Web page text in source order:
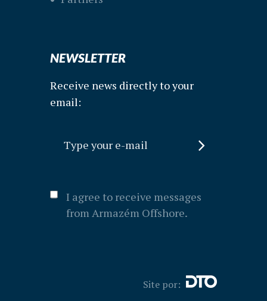
NEWSLETTER
Receive news directly to your
email:
I agree to receive messages
from Armazém Offshore.
Site por: